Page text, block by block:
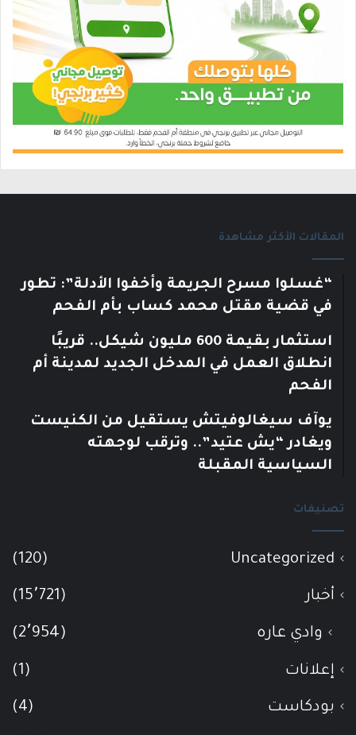
المقالات الأكثر مشاهدة
“غسلوا مسرح الجريمة وأخفوا الأدلة”: تطور
في قضية مقتل محمد كساب بأم الفحم
استثمار بقيمة 600 مليون شيكل.. قريبًا
انطلاق العمل في المدخل الجديد لمدينة أم
الفحم
يوآف سيغالوفيتش يستقيل من الكنيست
ويغادر “يش عتيد”.. وترقب لوجهته
السياسية المقبلة
تصنيفات
Uncategorized
(120)
أخبار (15٬721)
وادي عاره (2٬954)
إعلانات (1)
بودكاست (4)